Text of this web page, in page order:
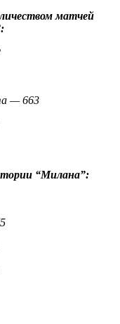
матчей
— 663
“Милана”: